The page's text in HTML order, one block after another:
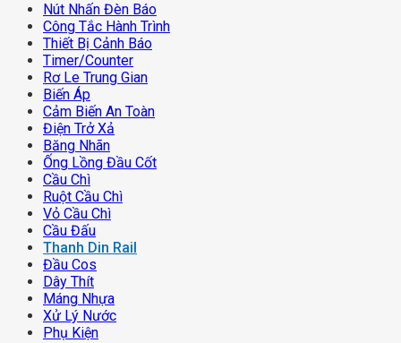
Nút Nhấn Đèn Báo
Công Tắc Hành Trình
Thiết Bị Cảnh Báo
Timer/counter
Rơ Le Trung Gian
Biến Áp
Cảm Biến An Toàn
Điện Trở Xả
Băng Nhãn
Ống Lồng Đầu Cốt
Cầu Chì
Ruột Cầu Chì
Vỏ Cầu Chì
Cầu Đấu
Thanh Din Rail
Đầu Cos
Dây Thít
Máng Nhựa
Xử Lý Nước
Phụ Kiện